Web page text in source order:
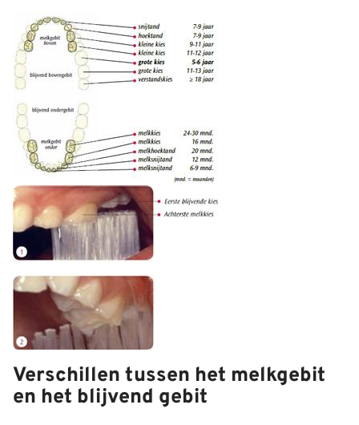
Verschillen tussen het melkgebit
en het blijvend gebit